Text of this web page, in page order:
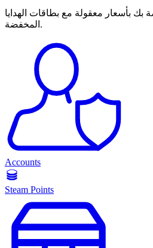
بأسعار معقولة مع بطاقات الهدايا
المخفضة.
Accounts
Steam Points